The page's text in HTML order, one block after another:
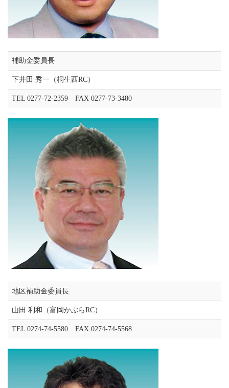
補助金委員長
下井田 秀一（桐生西RC）
TEL 0277-72-2359 FAX 0277-73-3480
地区補助金委員長
山田 利和（富岡かぶらRC）
TEL 0274-74-5580 FAX 0274-74-5568